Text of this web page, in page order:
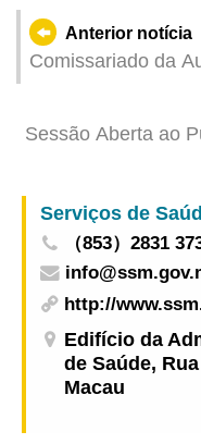
Anterior notícia
Comissariado da
Controlo da
Portuguesa
Sessão Aberta ao
realiza-se esta
Serviços de
（853）2831
http://
Edifício da
de Saúde,
Macau